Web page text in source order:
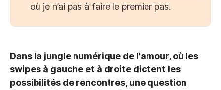
où je n’ai pas à faire le premier pas.
Dans la jungle numérique de l'amour, où les
swipes à gauche et à droite dictent les
possibilités de rencontres, une question